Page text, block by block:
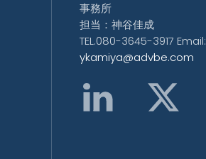
事務所
担当：神谷佳成
TEL.080-3645-3917 Email:
ykamiya@advbe.com